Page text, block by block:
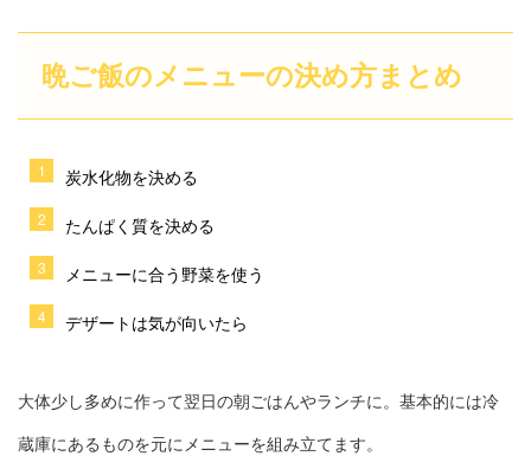
晩ご飯のメニューの決め方まとめ
炭水化物を決める
たんぱく質を決める
メニューに合う野菜を使う
デザートは気が向いたら
大体少し多めに作って翌日の朝ごはんやランチに。基本的には冷
蔵庫にあるものを元にメニューを組み立てます。